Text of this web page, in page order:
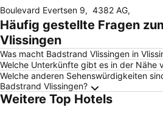
Boulevard Evertsen 9, 4382 AG,
Häufig gestellte Fragen
Vlissingen
Was macht Badstrand Vlissingen in
Welche Unterkünfte gibt es in der Nähe
Welche anderen Sehenswürdigkeiten
Badstrand Vlissingen?
Weitere Top Hotels